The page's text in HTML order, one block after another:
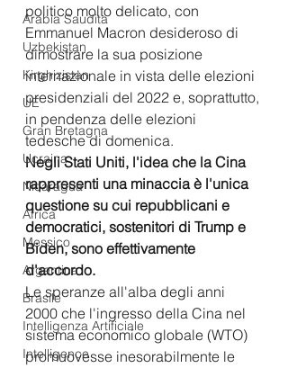
Arabia Saudita
Uzbekistan
Kirghizistan
UE
Gran Bretagna
Ucraina
Nicaragua
Africa
Messico
Argentina
Brasile
Intelligenza Artificiale
Intelligence
politico molto delicato, con
Emmanuel Macron desideroso di
dimostrare la sua posizione
internazionale in vista delle elezioni
presidenziali del 2022 e, soprattutto,
in pendenza delle elezioni
tedesche di domenica.
Negli Stati Uniti, l'idea che la Cina
rappresenti una minaccia è l'unica
questione su cui repubblicani e
democratici, sostenitori di Trump e
Biden, sono effettivamente
d'accordo.
Le speranze all'alba degli anni
2000 che l'ingresso della Cina nel
sistema economico globale (WTO)
promuovesse inesorabilmente le